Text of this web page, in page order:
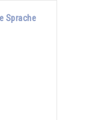
Sprache